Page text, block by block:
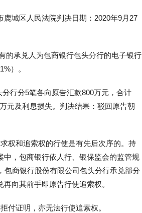
城区人民法院判决日期：2020年9月27
的承兑人为包商银行包头分行的电子银行
）。
行分5笔各向原告汇款800万元，合计
元及利息损失。判决结果：驳回原告朝
权和追索权的行使是有先后次序的。持
，包商银行依人行、银保监会的监管规
包商银行股份有限公司包头分行承兑部分
向其前手即原告行使追索权。
付证明，亦无法行使追索权。